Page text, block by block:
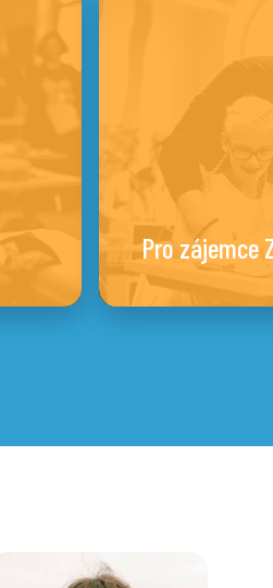
Pro zájemce